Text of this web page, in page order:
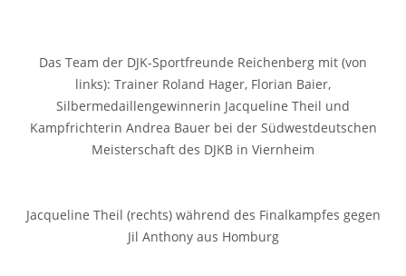
Das Team der DJK-Sportfreunde Reichenberg mit (von
links): Trainer Roland Hager, Florian Baier,
Silbermedaillengewinnerin Jacqueline Theil und
Kampfrichterin Andrea Bauer bei der Südwestdeutschen
Meisterschaft des DJKB in Viernheim
Jacqueline Theil (rechts) während des Finalkampfes gegen
Jil Anthony aus Homburg